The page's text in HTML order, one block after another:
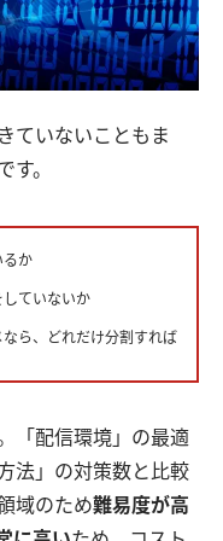
ていないこともま
す。
るか
ていないか
ら、どれだけ分割すれば
「配信環境」の最適
法」の対策数と比較
域のため難易度が高